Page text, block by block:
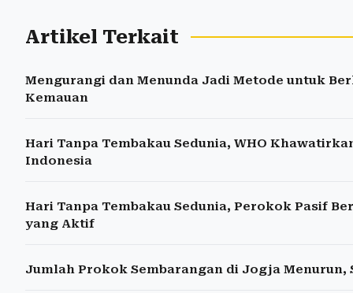
Artikel Terkait
Mengurangi dan Menunda Jadi Metode untuk
Kemauan
Hari Tanpa Tembakau Sedunia, WHO
Indonesia
Hari Tanpa Tembakau Sedunia, Perokok Pasif
yang Aktif
Jumlah Prokok Sembarangan di Jogja Menurun,